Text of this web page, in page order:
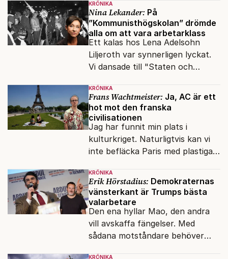
upphovsrätt.
KRÖNIKA
Nina Lekander: På
”Kommunisthögskolan” drömde
alla om att vara arbetarklass
Ett kalas hos Lena Adelsohn
Liljeroth var synnerligen lyckat.
Vi dansade till "Staten och
KRÖNIKA
Frans Wachtmeister: Ja, AC är ett
hot mot den franska
civilisationen
Jag har funnit min plats i
kulturkriget. Naturligtvis kan vi
inte befläcka Paris med plastiga
KRÖNIKA
Erik Hörstadius: Demokraternas
vänsterkant är Trumps bästa
valarbetare
Den ena hyllar Mao, den andra
vill avskaffa fängelser. Med
sådana motståndare behöver
KRÖNIKA